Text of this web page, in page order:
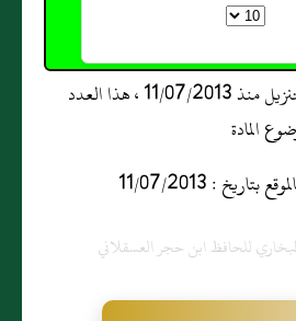
* : عدد المشاهدات و التنزيل منذ 11/07/2013 ، هذا العدد
المادة
: 11/07/2013
للحافظ ابن حجر العسقلاني